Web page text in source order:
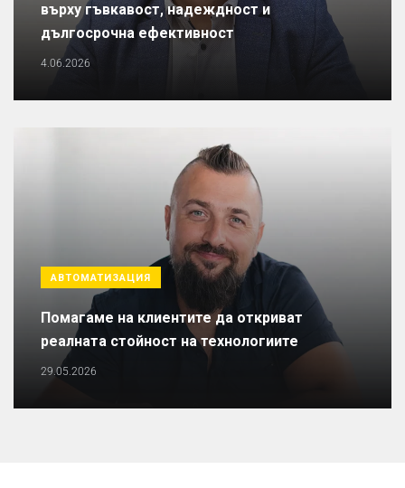
върху гъвкавост, надеждност и
дългосрочна ефективност
4.06.2026
АВТОМАТИЗАЦИЯ
Помагаме на клиентите да откриват
реалната стойност на технологиите
29.05.2026